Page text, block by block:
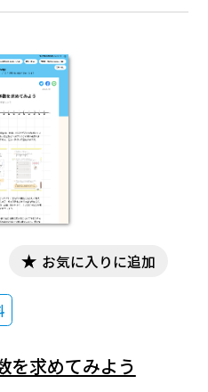
式が表している数量
に少しずつ慣れてい
お気に入りに追加
を求めてみよう